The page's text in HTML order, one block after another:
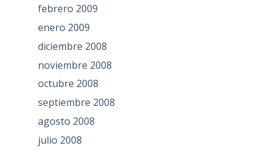
febrero 2009
enero 2009
diciembre 2008
noviembre 2008
octubre 2008
septiembre 2008
agosto 2008
julio 2008